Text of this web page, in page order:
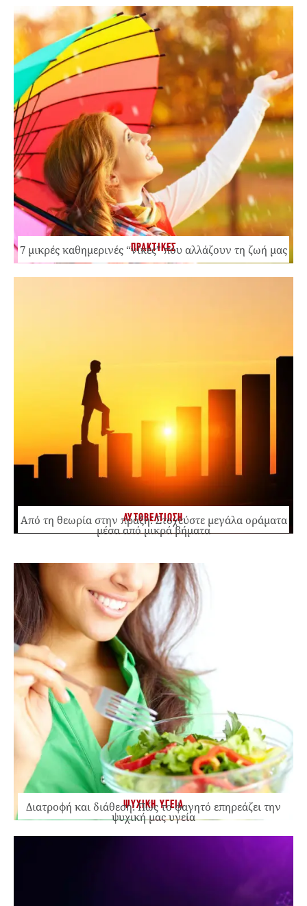
ΠΡΑΚΤΙΚΕΣ
7 μικρές καθημερινές “νίκες” που αλλάζουν τη ζωή μας
ΑΥΤΟΒΕΛΤΙΩΣΗ
Από τη θεωρία στην πράξη: Στοχεύστε μεγάλα οράματα
μέσα από μικρά βήματα
ΨΥΧΙΚΗ ΥΓΕΙΑ
Διατροφή και διάθεση: Πώς το φαγητό επηρεάζει την
ψυχική μας υγεία